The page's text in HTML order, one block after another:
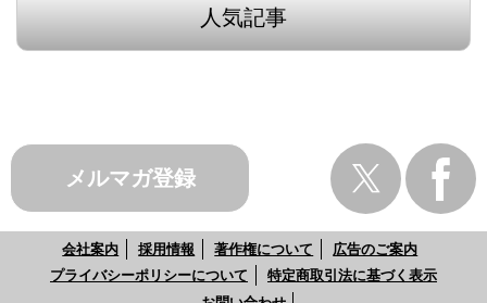
人気記事
メルマガ登録
会社案内 採用情報 著作権について
広告のご案内
プライバシーポリシーについて
特定商取引法に基づく表示